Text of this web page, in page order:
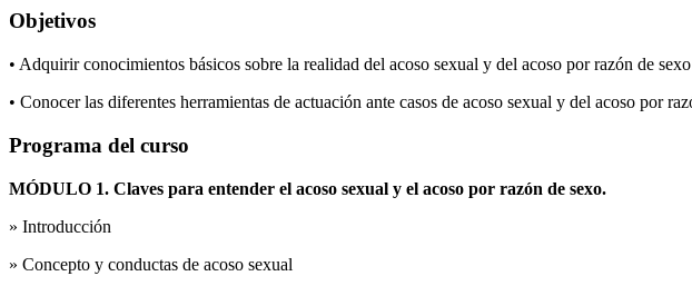
Objetivos
• Adquirir conocimientos básicos sobre la realidad del acoso sexual y del acoso por razón de
• Conocer las diferentes herramientas de actuación ante casos de acoso sexual y del acoso por
Programa del curso
MÓDULO 1. Claves para entender el acoso sexual y el acoso por razón de sexo.
» Introducción
» Concepto y conductas de acoso sexual